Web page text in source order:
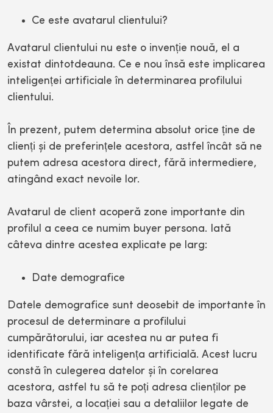
Ce este avatarul clientului?
Avatarul clientului nu este o invenție nouă, el a
existat dintotdeauna. Ce e nou însă este implicarea
inteligenței artificiale în determinarea profilului
clientului.
În prezent, putem determina absolut orice ține de
clienți și de preferințele acestora, astfel încât să ne
putem adresa acestora direct, fără intermediere,
atingând exact nevoile lor.
Avatarul de client acoperă zone importante din
profilul a ceea ce numim buyer persona. Iată
câteva dintre acestea explicate pe larg:
Date demografice
Datele demografice sunt deosebit de importante în
procesul de determinare a profilului
cumpărătorului, iar acestea nu ar putea fi
identificate fără inteligența artificială. Acest lucru
constă în culegerea datelor și în corelarea
acestora, astfel tu să te poți adresa clienților pe
baza vârstei, a locației sau a detaliilor legate de